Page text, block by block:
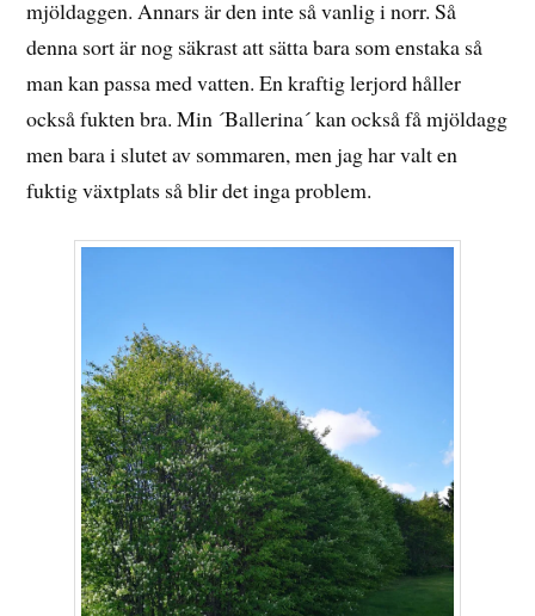
mjöldaggen. Annars är den inte så vanlig i norr. Så
denna sort är nog säkrast att sätta bara som enstaka så
man kan passa med vatten. En kraftig lerjord håller
också fukten bra. Min ´Ballerina´ kan också få mjöldagg
men bara i slutet av sommaren, men jag har valt en
fuktig växtplats så blir det inga problem.